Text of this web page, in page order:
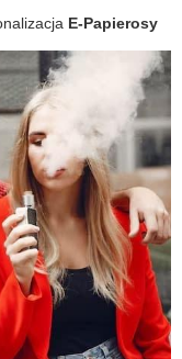
E-Papierosy